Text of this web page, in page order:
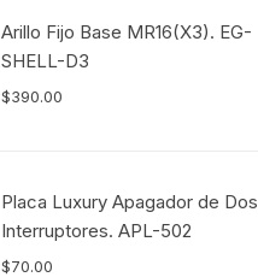
Arillo Fijo Base MR16(X3). EG-
SHELL-D3
$390.00
Placa Luxury Apagador de Dos
Interruptores. APL-502
$70.00